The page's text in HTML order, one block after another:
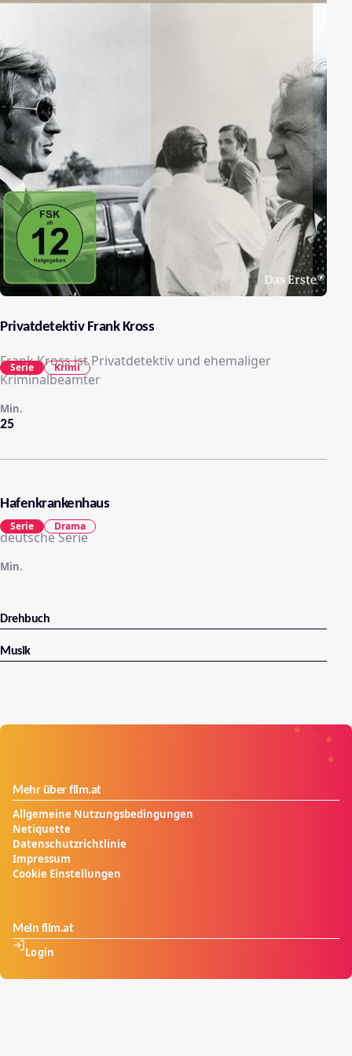
Privatdetektiv Frank Kross
Frank Kross ist Privatdetektiv und ehemaliger
Kriminalbeamter
25
Min.
Serie Krimi
Hafenkrankenhaus
deutsche Serie
Min.
Serie Drama
Drehbuch
Musik
Mehr über film.at
Allgemeine Nutzungsbedingungen
Netiquette
Datenschutzrichtlinie
Impressum
Cookie Einstellungen
Mein film.at
Login